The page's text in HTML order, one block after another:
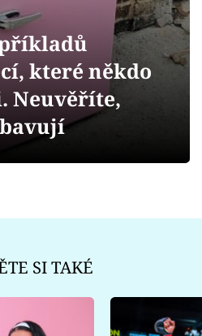
příkladů
které někdo
Neuvěříte,
SI TAKÉ